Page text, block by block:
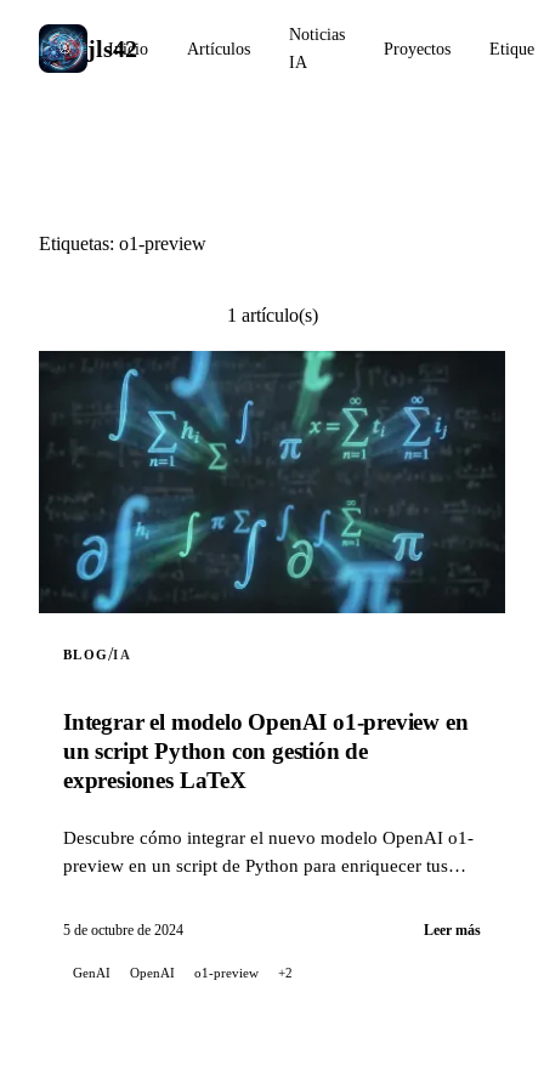
jls42
Inicio Artículos
Noticias
IA
Proyectos
Etiquetas: o1-preview
1 artículo(s)
BLOG/IA
Integrar el modelo OpenAI o1-preview en
un script Python con gestión de
expresiones LaTeX
Descubre cómo integrar el nuevo modelo OpenAI o1-
preview en un script de Python para enriquecer tus
5 de octubre de 2024 Leer más
GenAI OpenAI o1-preview +2